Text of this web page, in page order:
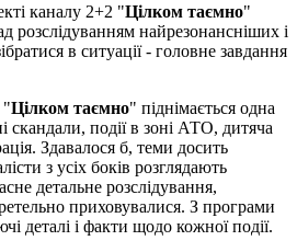
каналу 2+2 "Цілком таємно"
розслідуванням найрезонансніших і
в ситуації - головне завдання
"Цілком таємно" піднімається одна
скандали, події в зоні АТО, дитяча
Здавалося б, теми досить
з усіх боків розглядають
детальне розслідування,
приховувалися. З програми
деталі і факти щодо кожної події.